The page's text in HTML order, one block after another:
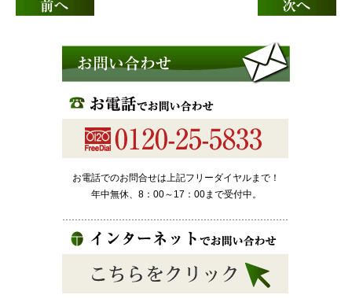
お電話でのお問合せは上記フリーダイヤルまで！
年中無休、8：00～17：00まで受付中。